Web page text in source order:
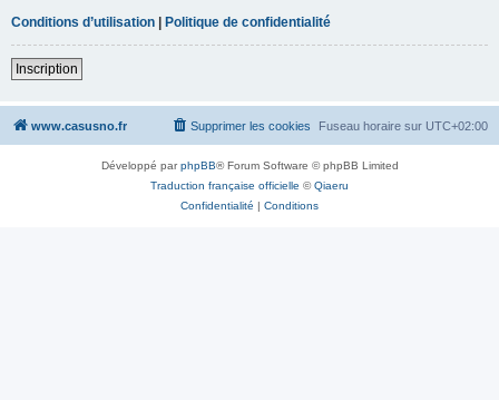
Conditions d’utilisation | Politique de confidentialité
Inscription
www.casusno.fr Fuseau horaire sur UTC+02:00
Supprimer les cookies
Développé parphpBB® Forum Software © phpBB Limited
Traduction française officielle ©Qiaeru
Confidentialité | Conditions